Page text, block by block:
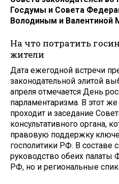
Госдумы и Совета
Володиным и Валентиной
На что потратить
жители
Дата ежегодной встречи
законодательной элитой
апреля отмечается День
парламентаризма. В этот
проходит и заседание
консультативного органа,
правовую поддержку
госполитики РФ. В составе
руководство обеих палаты
РФ, но и региональные